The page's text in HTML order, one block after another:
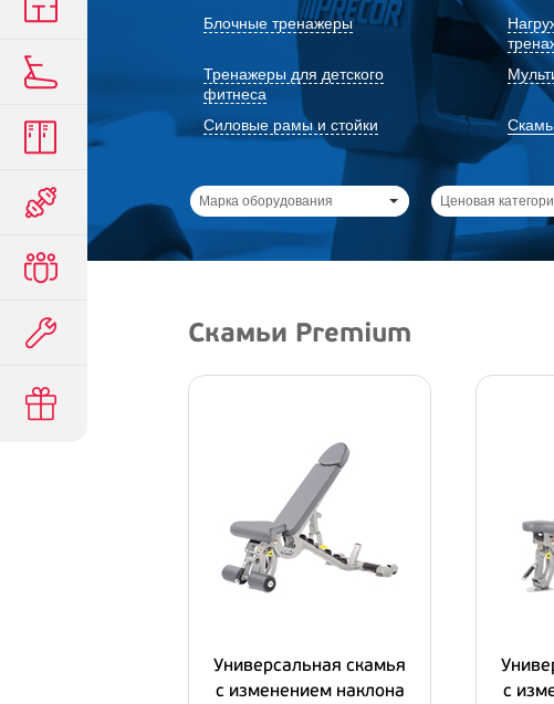
Блочные тренажеры
Тренажеры для детского
фитнеса
Силовые рамы и стойки
Марка оборудования Ценовая
Скамьи Premium
Универсальная скамья
с изменением наклона
с